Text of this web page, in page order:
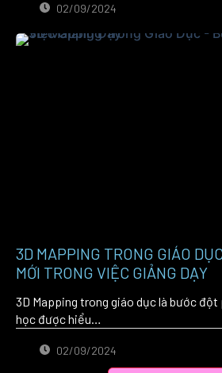
02/09/2024
3D MAPPING TRONG GIÁO
MỚI TRONG VIỆC GIẢNG DẠY
3D Mapping trong giáo dục là bước
học được hiểu…
02/09/2024